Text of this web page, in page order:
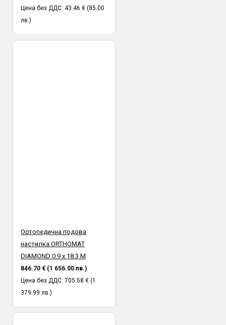
Цена без ДДС: 43.46 € (85.00
лв.)
Ортопедична подова
настилка ORTHOMAT
DIAMOND 0.9 х 18.3 М
846.70 € (1 656.00 лв.)
Цена без ДДС: 705.58 € (1
379.99 лв.)